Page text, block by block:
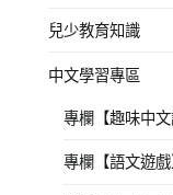
兒少教育知識
中文學習專區
專欄【趣味中文
專欄【語文遊戲